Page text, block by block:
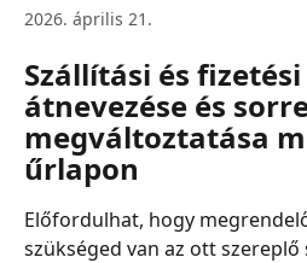
2026. április 21.
Szállítási és
átnevezése és
megváltoztatása
űrlapon
Előfordulhat, hogy
szükséged van az ott szereplő